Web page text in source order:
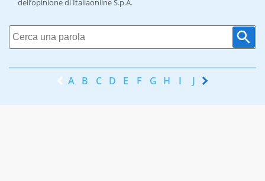
dell’opinione di Italiaonline S.p.A.
A B C D E F G H I J K